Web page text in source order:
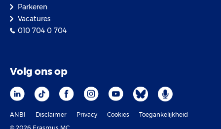
Parkeren
Vacatures
010 704 0 704
Volg ons op
ANBI Disclaimer Privacy Cookies
Toegankelijkheid